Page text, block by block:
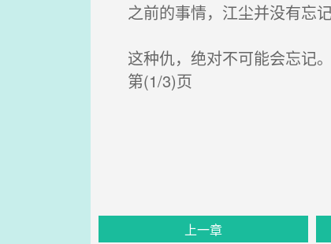
之前的事情，江尘并没有忘
这种仇，绝对不可能会忘记。
第(1/3)页
上一章